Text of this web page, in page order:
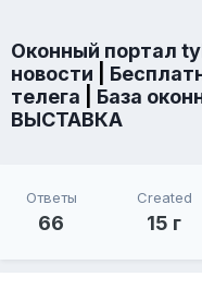
Оконный портал
новости
телега
База
ВЫСТАВКА
Ответы
66
Created
15 г